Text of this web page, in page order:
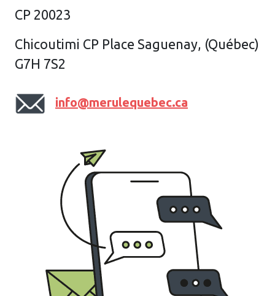
CP 20023
Chicoutimi CP Place Saguenay, (Québec)
G7H 7S2
info@merulequebec.ca